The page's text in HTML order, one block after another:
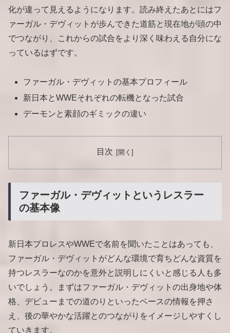
化が違って見えるようになります。読み終えたあとにはフ
ァーガル・デヴィットが歩んできた道筋と現在地が頭の中
でつながり、これからの試合をより深く味わえる自分にな
っているはずです。
ファーガル・デヴィットの基本プロフィール
新日本とWWEそれぞれの転機となった試合
デーモンと素顔のギミックの違い
目次
ファーガル・デヴィットというレスラー
の基本像
新日本プロレスやWWEで名前を聞いたことはあっても、
ファーガル・デヴィットがどんな環境で育ちどんな資質を
持つレスラーなのかを意外と説明しにくいと感じる人も多
いでしょう。まずはファーガル・デヴィットの出身地や体
格、デビューまでの道のりといったベースの情報を押さ
え、後の華やかな活躍とのつながりをイメージしやすくし
ていきます。